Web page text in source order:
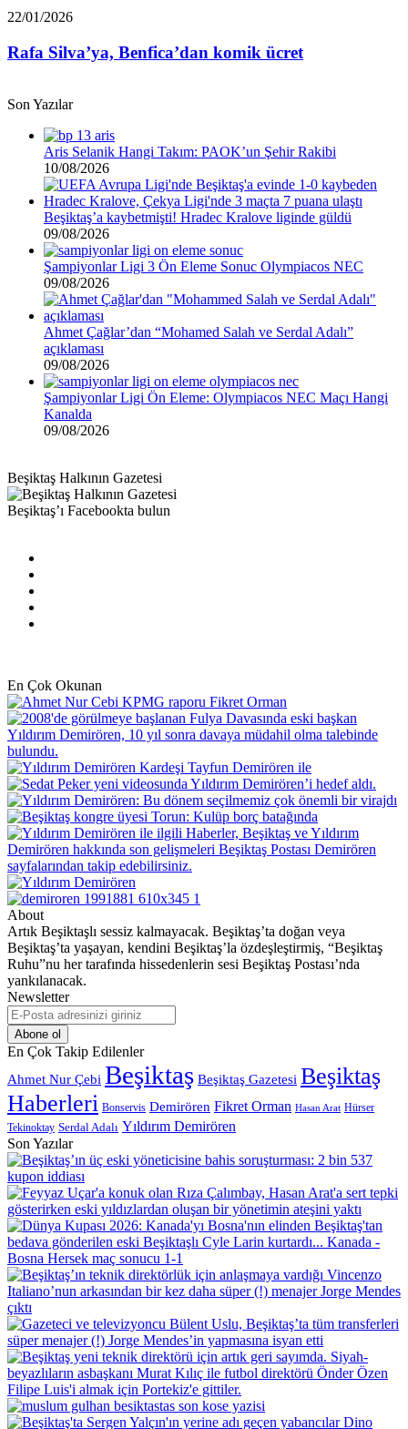
Euro
var”
Rafa
Benfica’dan
komik
22/01/2026
Rafa Silva’ya, Benfica’dan komik ücret
Son Yazılar
Aris Selanik Hangi Takım: PAOK’un Şehir Rakibi
10/08/2026
Beşiktaş’a kaybetmişti! Hradec Kralove liginde güldü
09/08/2026
Şampiyonlar Ligi 3 Ön Eleme Sonuc Olympiacos NEC
09/08/2026
Ahmet Çağlar’dan “Mohamed Salah ve Serdal Adalı”
açıklaması
09/08/2026
Şampiyonlar Ligi Ön Eleme: Olympiacos NEC Maçı Hangi
Kanalda
09/08/2026
Beşiktaş Halkının Gazetesi
Beşiktaş’ı Facebookta bulun
En Çok Okunan
About
Artık Beşiktaşlı sessiz kalmayacak. Beşiktaş’ta doğan veya
Beşiktaş’ta yaşayan, kendini Beşiktaş’la özdeşleştirmiş, “Beşiktaş
Ruhu”nu her tarafında hissedenlerin sesi Beşiktaş Postası’nda
yankılanacak.
Newsletter
E-
Posta
adresinizi
giriniz
En Çok Takip Edilenler
Ahmet Nur Çebi Beşiktaş Beşiktaş Gazetesi Beşiktaş
Haberleri Bonservis Demirören Fikret Orman Hasan Arat Hürser
Tekinoktay Serdal Adalı Yıldırım Demirören
Son Yazılar